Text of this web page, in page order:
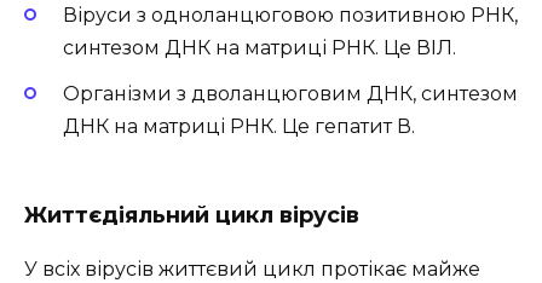
Віруси з одноланцюговою позитивною РНК,
синтезом ДНК на матриці РНК. Це ВІЛ.
Організми з дволанцюговим ДНК, синтезом
ДНК на матриці РНК. Це гепатит В.
Життєдіяльний цикл вірусів
У всіх вірусів життєвий цикл протікає майже